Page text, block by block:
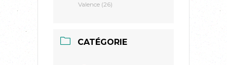
Valence (26)
CATÉGORIE